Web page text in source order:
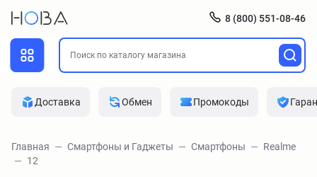
8 (800) 551-08-46
Доставка Обмен Промокоды
Главная Смартфоны и Гаджеты Смартфоны
Realme
12